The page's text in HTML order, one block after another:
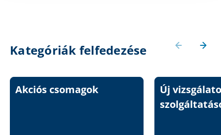
Kategóriák felfedezése
Akciós csomagok
Új